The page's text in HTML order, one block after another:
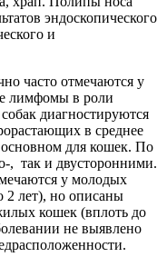
эндоскопического
и
часто отмечаются у
лимфомы в роли
диагностируются
в среднее
основном для кошек. По
, так и двусторонними.
у молодых
2 лет), но описаны
кошек (вплоть до
не выявлено